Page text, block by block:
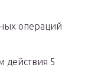
операций
действия 5